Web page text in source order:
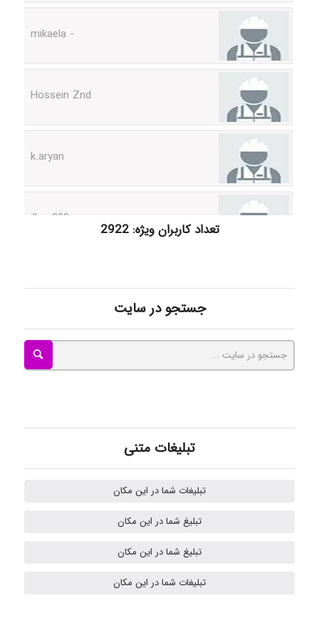
Tavan
تعداد کاربران ویژه: 2922
جستجو در سایت
تبلیغات متنی
تبلیغات شما در این مکان
تبلیغ شما در این مکان
تبلیغ شما در این مکان
تبلیغات شما در این مکان